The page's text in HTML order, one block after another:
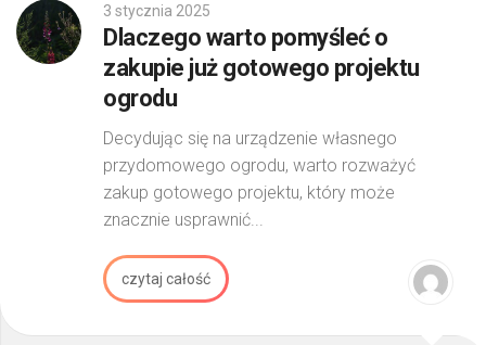
3 stycznia 2025
Dlaczego warto pomyśleć o
zakupie już gotowego projektu
ogrodu
Decydując się na urządzenie własnego
przydomowego ogrodu, warto rozważyć
zakup gotowego projektu, który może
znacznie usprawnić...
czytaj całość